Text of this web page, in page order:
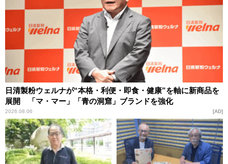
日清製粉ウェルナが“本格・利便・即食・健康”を軸に新商品を
展開 「マ・マー」「青の洞窟」ブランドを強化
2026.08.06 AD